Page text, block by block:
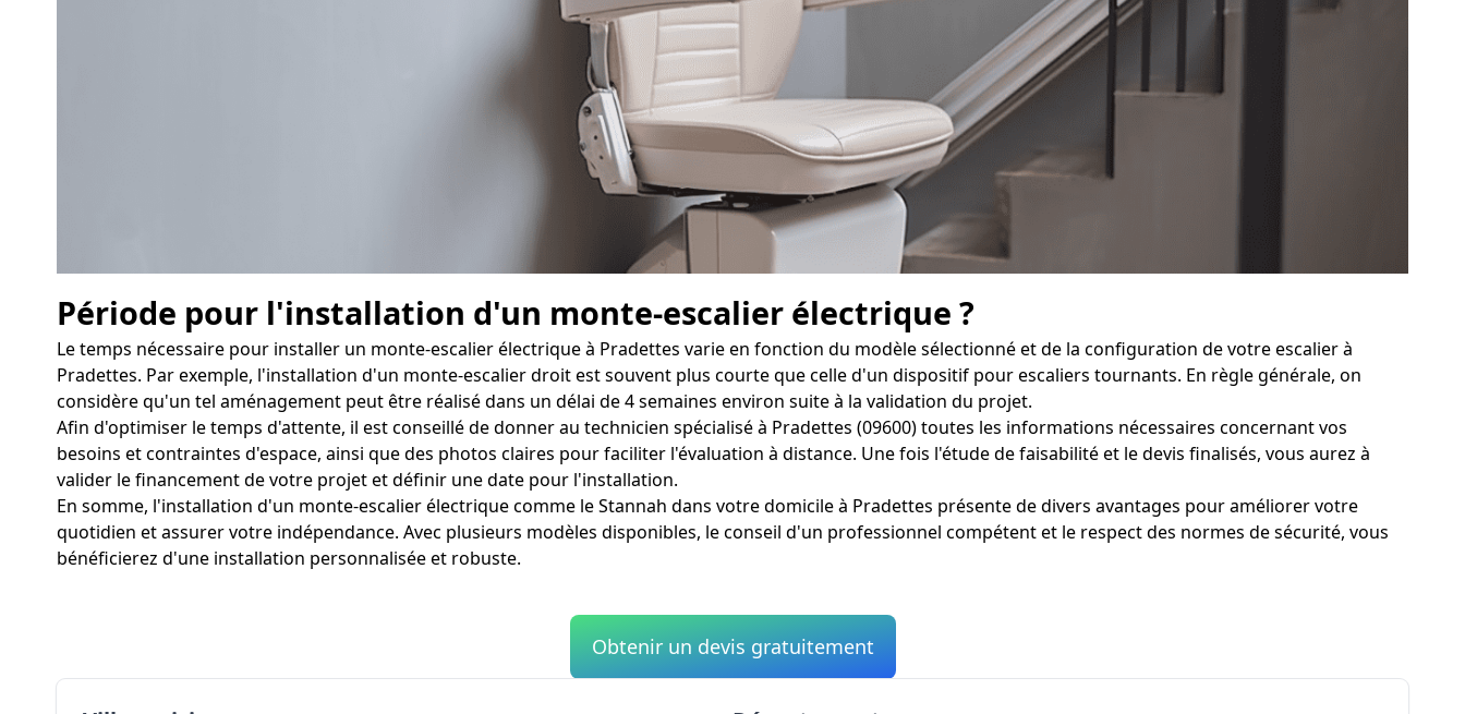
Période pour l'installation d'un monte-escalier électrique ?
Le temps nécessaire pour installer un monte-escalier électrique à Pradettes varie en fonction du modèle sélectionné et de la configuration de votre escalier à
Pradettes. Par exemple, l'installation d'un monte-escalier droit est souvent plus courte que celle d'un dispositif pour escaliers tournants. En règle générale, on
considère qu'un tel aménagement peut être réalisé dans un délai de 4 semaines environ suite à la validation du projet.
Afin d'optimiser le temps d'attente, il est conseillé de donner au technicien spécialisé à Pradettes (09600) toutes les informations nécessaires concernant vos
besoins et contraintes d'espace, ainsi que des photos claires pour faciliter l'évaluation à distance. Une fois l'étude de faisabilité et le devis finalisés, vous aurez à
valider le financement de votre projet et définir une date pour l'installation.
En somme, l'installation d'un monte-escalier électrique comme le Stannah dans votre domicile à Pradettes présente de divers avantages pour améliorer votre
quotidien et assurer votre indépendance. Avec plusieurs modèles disponibles, le conseil d'un professionnel compétent et le respect des normes de sécurité, vous
bénéficierez d'une installation personnalisée et robuste.
Obtenir un devis gratuitement